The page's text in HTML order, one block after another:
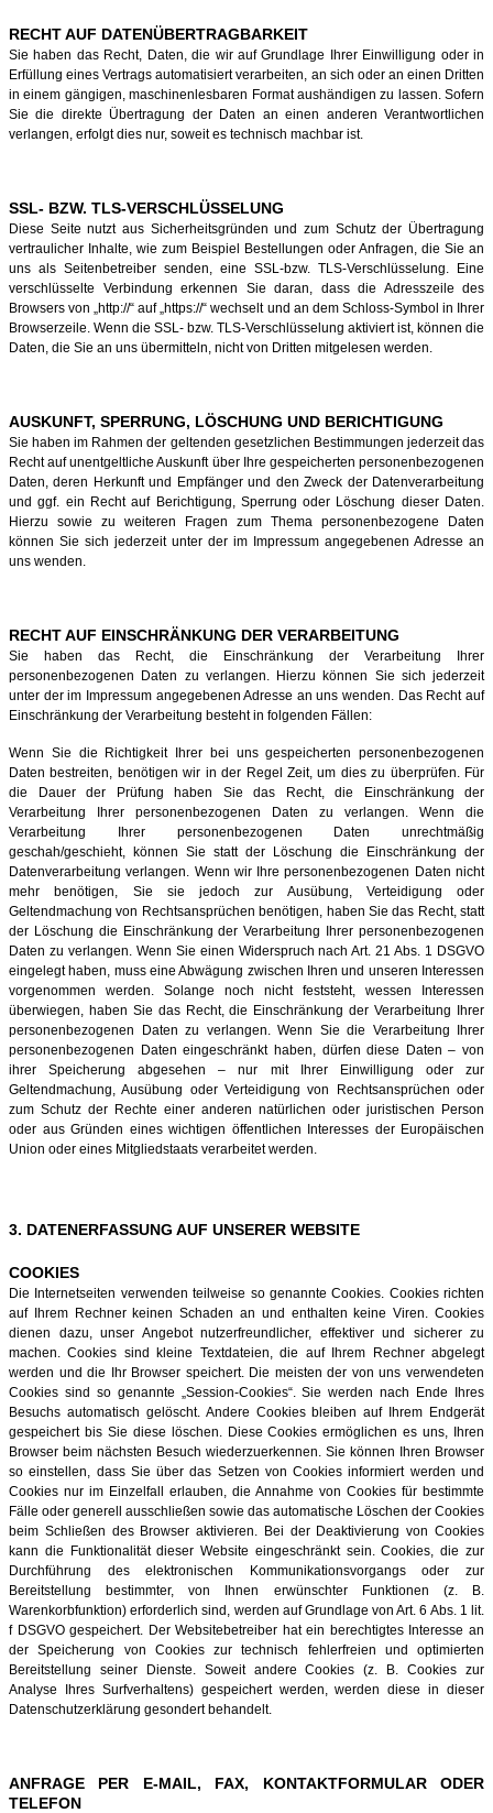
RECHT AUF DATENÜBERTRAGBARKEIT
Sie haben das Recht, Daten, die wir auf Grundlage Ihrer Einwilligung oder in
Erfüllung eines Vertrags automatisiert verarbeiten, an sich oder an einen Dritten
in einem gängigen, maschinenlesbaren Format aushändigen zu lassen. Sofern
Sie die direkte Übertragung der Daten an einen anderen Verantwortlichen
verlangen, erfolgt dies nur, soweit es technisch machbar ist.
SSL- BZW. TLS-VERSCHLÜSSELUNG
Diese Seite nutzt aus Sicherheitsgründen und zum Schutz der Übertragung
vertraulicher Inhalte, wie zum Beispiel Bestellungen oder Anfragen, die Sie an
uns als Seitenbetreiber senden, eine SSL-bzw. TLS-Verschlüsselung. Eine
verschlüsselte Verbindung erkennen Sie daran, dass die Adresszeile des
Browsers von „http://“ auf „https://“ wechselt und an dem Schloss-Symbol in Ihrer
Browserzeile. Wenn die SSL- bzw. TLS-Verschlüsselung aktiviert ist, können die
Daten, die Sie an uns übermitteln, nicht von Dritten mitgelesen werden.
AUSKUNFT, SPERRUNG, LÖSCHUNG UND BERICHTIGUNG
Sie haben im Rahmen der geltenden gesetzlichen Bestimmungen jederzeit das
Recht auf unentgeltliche Auskunft über Ihre gespeicherten personenbezogenen
Daten, deren Herkunft und Empfänger und den Zweck der Datenverarbeitung
und ggf. ein Recht auf Berichtigung, Sperrung oder Löschung dieser Daten.
Hierzu sowie zu weiteren Fragen zum Thema personenbezogene Daten
können Sie sich jederzeit unter der im Impressum angegebenen Adresse an
uns wenden.
RECHT AUF EINSCHRÄNKUNG DER VERARBEITUNG
Sie haben das Recht, die Einschränkung der Verarbeitung Ihrer
personenbezogenen Daten zu verlangen. Hierzu können Sie sich jederzeit
unter der im Impressum angegebenen Adresse an uns wenden. Das Recht auf
Einschränkung der Verarbeitung besteht in folgenden Fällen:
Wenn Sie die Richtigkeit Ihrer bei uns gespeicherten personenbezogenen
Daten bestreiten, benötigen wir in der Regel Zeit, um dies zu überprüfen. Für
die Dauer der Prüfung haben Sie das Recht, die Einschränkung der
Verarbeitung Ihrer personenbezogenen Daten zu verlangen. Wenn die
Verarbeitung Ihrer personenbezogenen Daten unrechtmäßig
geschah/geschieht, können Sie statt der Löschung die Einschränkung der
Datenverarbeitung verlangen. Wenn wir Ihre personenbezogenen Daten nicht
mehr benötigen, Sie sie jedoch zur Ausübung, Verteidigung oder
Geltendmachung von Rechtsansprüchen benötigen, haben Sie das Recht, statt
der Löschung die Einschränkung der Verarbeitung Ihrer personenbezogenen
Daten zu verlangen. Wenn Sie einen Widerspruch nach Art. 21 Abs. 1 DSGVO
eingelegt haben, muss eine Abwägung zwischen Ihren und unseren Interessen
vorgenommen werden. Solange noch nicht feststeht, wessen Interessen
überwiegen, haben Sie das Recht, die Einschränkung der Verarbeitung Ihrer
personenbezogenen Daten zu verlangen. Wenn Sie die Verarbeitung Ihrer
personenbezogenen Daten eingeschränkt haben, dürfen diese Daten – von
ihrer Speicherung abgesehen – nur mit Ihrer Einwilligung oder zur
Geltendmachung, Ausübung oder Verteidigung von Rechtsansprüchen oder
zum Schutz der Rechte einer anderen natürlichen oder juristischen Person
oder aus Gründen eines wichtigen öffentlichen Interesses der Europäischen
Union oder eines Mitgliedstaats verarbeitet werden.
3. DATENERFASSUNG AUF UNSERER WEBSITE
COOKIES
Die Internetseiten verwenden teilweise so genannte Cookies. Cookies richten
auf Ihrem Rechner keinen Schaden an und enthalten keine Viren. Cookies
dienen dazu, unser Angebot nutzerfreundlicher, effektiver und sicherer zu
machen. Cookies sind kleine Textdateien, die auf Ihrem Rechner abgelegt
werden und die Ihr Browser speichert. Die meisten der von uns verwendeten
Cookies sind so genannte „Session-Cookies“. Sie werden nach Ende Ihres
Besuchs automatisch gelöscht. Andere Cookies bleiben auf Ihrem Endgerät
gespeichert bis Sie diese löschen. Diese Cookies ermöglichen es uns, Ihren
Browser beim nächsten Besuch wiederzuerkennen. Sie können Ihren Browser
so einstellen, dass Sie über das Setzen von Cookies informiert werden und
Cookies nur im Einzelfall erlauben, die Annahme von Cookies für bestimmte
Fälle oder generell ausschließen sowie das automatische Löschen der Cookies
beim Schließen des Browser aktivieren. Bei der Deaktivierung von Cookies
kann die Funktionalität dieser Website eingeschränkt sein. Cookies, die zur
Durchführung des elektronischen Kommunikationsvorgangs oder zur
Bereitstellung bestimmter, von Ihnen erwünschter Funktionen (z. B.
Warenkorbfunktion) erforderlich sind, werden auf Grundlage von Art. 6 Abs. 1 lit.
f DSGVO gespeichert. Der Websitebetreiber hat ein berechtigtes Interesse an
der Speicherung von Cookies zur technisch fehlerfreien und optimierten
Bereitstellung seiner Dienste. Soweit andere Cookies (z. B. Cookies zur
Analyse Ihres Surfverhaltens) gespeichert werden, werden diese in dieser
Datenschutzerklärung gesondert behandelt.
ANFRAGE PER E-MAIL, FAX, KONTAKTFORMULAR ODER
TELEFON